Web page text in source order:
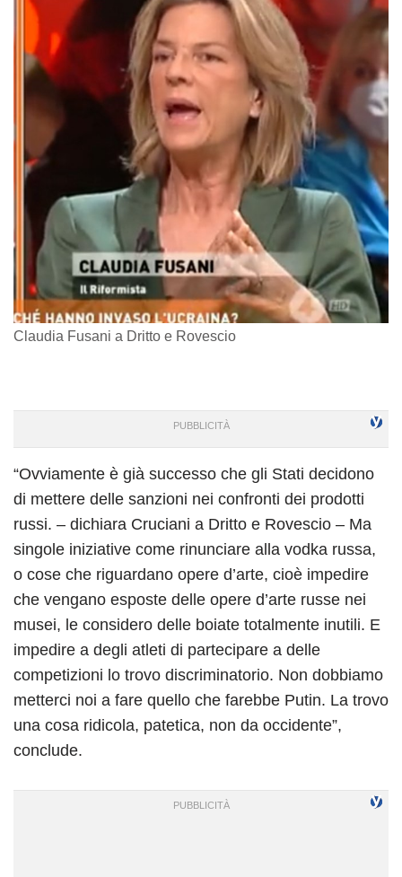
Claudia Fusani a Dritto e Rovescio
“Ovviamente è già successo che gli Stati decidono
di mettere delle sanzioni nei confronti dei prodotti
russi. – dichiara Cruciani a Dritto e Rovescio – Ma
singole iniziative come rinunciare alla vodka russa,
o cose che riguardano opere d’arte, cioè impedire
che vengano esposte delle opere d’arte russe nei
musei, le considero delle boiate totalmente inutili. E
impedire a degli atleti di partecipare a delle
competizioni lo trovo discriminatorio. Non dobbiamo
metterci noi a fare quello che farebbe Putin. La trovo
una cosa ridicola, patetica, non da occidente”,
conclude.